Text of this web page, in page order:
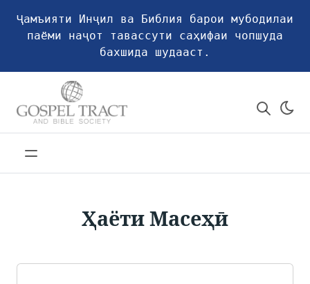
Ҷамъияти Инҷил ва Библия барои мубодилаи
паёми наҷот тавассути саҳифаи чопшуда
бахшида шудааст.
Ҳаёти Масеҳӣ